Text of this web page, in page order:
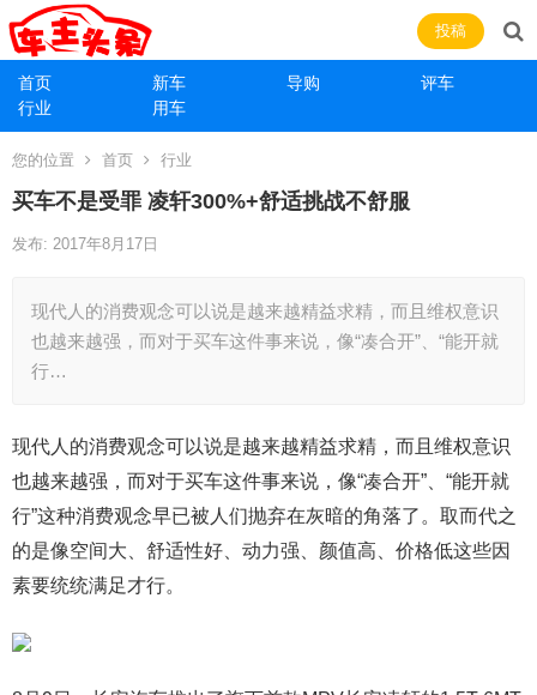
首页 新车 导购
评车
行业
用车
投稿
您的位置 首页 行业
买车不是受罪 凌轩300%+舒适挑战不舒服
发布: 2017年8月17日
现代人的消费观念可以说是越来越精益求精，而且维权意识
也越来越强，而对于买车这件事来说，像“凑合开”、“能开就
行…
现代人的消费观念可以说是越来越精益求精，而且维权意识
也越来越强，而对于买车这件事来说，像“凑合开”、“能开就
行”这种消费观念早已被人们抛弃在灰暗的角落了。取而代之
的是像空间大、舒适性好、动力强、颜值高、价格低这些因
素要统统满足才行。